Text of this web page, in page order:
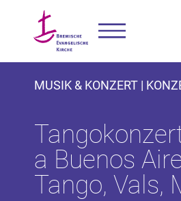
MUSIK & KONZERT |
a Buenos
Tango, Vals,